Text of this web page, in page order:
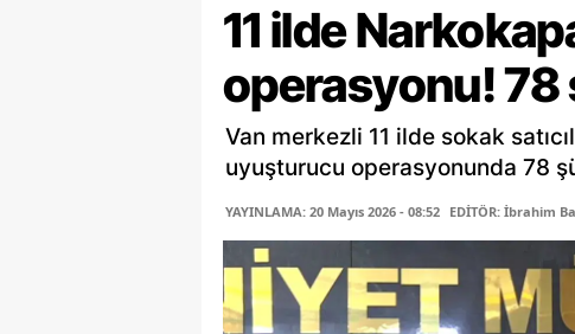
11 ilde
operasyonu! 78
Van merkezli 11 ilde sokak
uyuşturucu operasyonunda 78
YAYINLAMA: 20 Mayıs 2026 - 08:52 EDİTÖR: İbrahim